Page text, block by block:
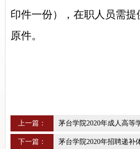
印件一份），在职人员需提
原件。
上一篇： 茅台学院2020年成人高等
下一篇： 茅台学院2020年招聘递补